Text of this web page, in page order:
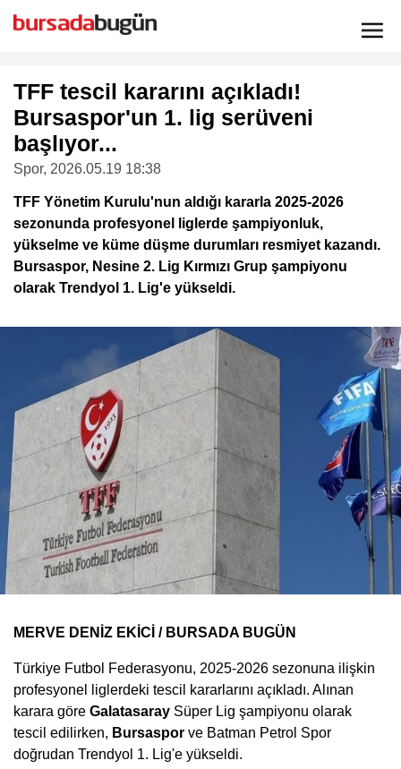
TFF tescil kararını açıkladı!
Bursaspor'un 1. lig serüveni
başlıyor...
Spor, 2026.05.19 18:38
TFF Yönetim Kurulu'nun aldığı kararla 2025-2026
sezonunda profesyonel liglerde şampiyonluk,
yükselme ve küme düşme durumları resmiyet kazandı.
Bursaspor, Nesine 2. Lig Kırmızı Grup şampiyonu
olarak Trendyol 1. Lig'e yükseldi.
MERVE DENİZ EKİCİ / BURSADA BUGÜN
Türkiye Futbol Federasyonu, 2025-2026 sezonuna ilişkin
profesyonel liglerdeki tescil kararlarını açıkladı. Alınan
karara göre Galatasaray Süper Lig şampiyonu olarak
tescil edilirken, Bursaspor ve Batman Petrol Spor
doğrudan Trendyol 1. Lig'e yükseldi.